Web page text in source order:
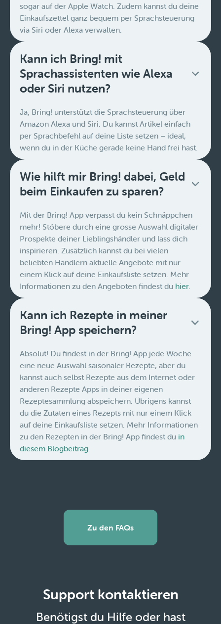
sogar auf der Apple Watch. Zudem kannst du deine
Einkaufszettel ganz bequem per Sprachsteuerung
via Siri oder Alexa verwalten.
Kann ich Bring! mit
Sprachassistenten wie Alexa
oder Siri nutzen?
Ja, Bring! unterstützt die Sprachsteuerung über
Amazon Alexa und Siri. Du kannst Artikel einfach
per Sprachbefehl auf deine Liste setzen – ideal,
wenn du in der Küche gerade keine Hand frei hast.
Wie hilft mir Bring! dabei, Geld
beim Einkaufen zu sparen?
Mit der Bring! App verpasst du kein Schnäppchen
mehr! Stöbere durch eine grosse Auswahl digitaler
Prospekte deiner Lieblingshändler und lass dich
inspirieren. Zusätzlich kannst du bei vielen
beliebten Händlern aktuelle Angebote mit nur
einem Klick auf deine Einkaufsliste setzen. Mehr
Informationen zu den Angeboten findest du hier.
Kann ich Rezepte in meiner
Bring! App speichern?
Absolut! Du findest in der Bring! App jede Woche
eine neue Auswahl saisonaler Rezepte, aber du
kannst auch selbst Rezepte aus dem Internet oder
anderen Rezepte Apps in deiner eigenen
Rezeptesammlung abspeichern. Übrigens kannst
du die Zutaten eines Rezepts mit nur einem Klick
auf deine Einkaufsliste setzen. Mehr Informationen
zu den Rezepten in der Bring! App findest du in
diesem Blogbeitrag.
Zu den FAQs
Support kontaktieren
Benötigst du Hilfe oder hast